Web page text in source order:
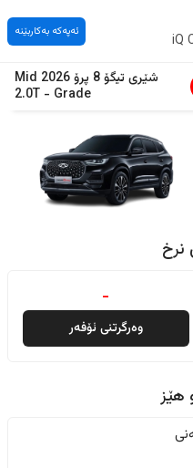
ئەپەکە بەکاربێنە
شێریتیگۆ 8 پرۆ 2026
Mid
Grade
-
2.0T
نرخ
-
وەرگرتنی ئۆفەر
هێز